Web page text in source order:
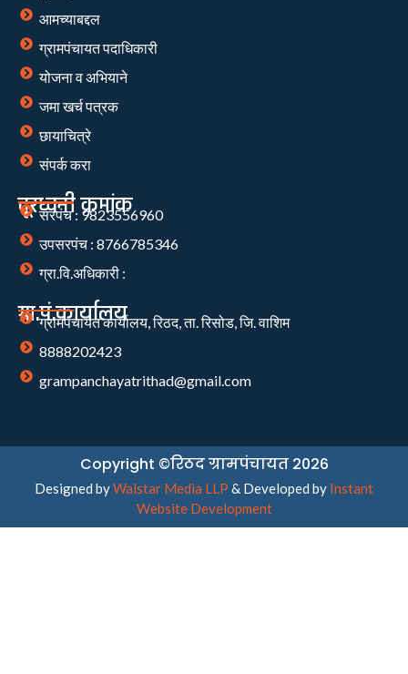
आमच्याबद्दल
ग्रामपंचायत पदाधिकारी
योजना व अभियाने
जमा खर्च पत्रक
छायाचित्रे
संपर्क करा
दूरध्वनी क्रमांक
सरपंच : 9823556960
उपसरपंच : 8766785346
ग्रा.वि.अधिकारी :
ग्रा.पं.कार्यालय
ग्रामपंचायत कार्यालय, रिठद, ता. रिसोड, जि. वाशिम
8888202423
grampanchayatrithad@gmail.com
Copyright ©रिठद ग्रामपंचायत 2026
Designed byWalstar Media LLP & Developed by Instant
Website Development